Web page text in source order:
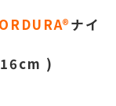
ナイ
)